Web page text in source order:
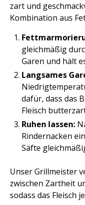
zart und
Kombination aus
gleichmäßig
Garen und hält
Langsames
dafür, dass das
Fleisch
Ruhen lassen:
Rindernacken
Säfte
Unser Grillmeister
zwischen Zartheit
sodass das Fleisch